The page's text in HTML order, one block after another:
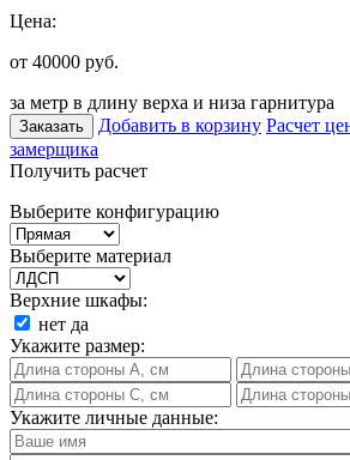
Цена:
от 40000 руб.
за метр в длину верха и низа гарнитура
Заказать Добавить в корзину Расчет
замерщика
Получить расчет
Выберите конфигурацию
Выберите материал
Верхние шкафы:
нет да
Укажите размер:
Укажите личные данные: